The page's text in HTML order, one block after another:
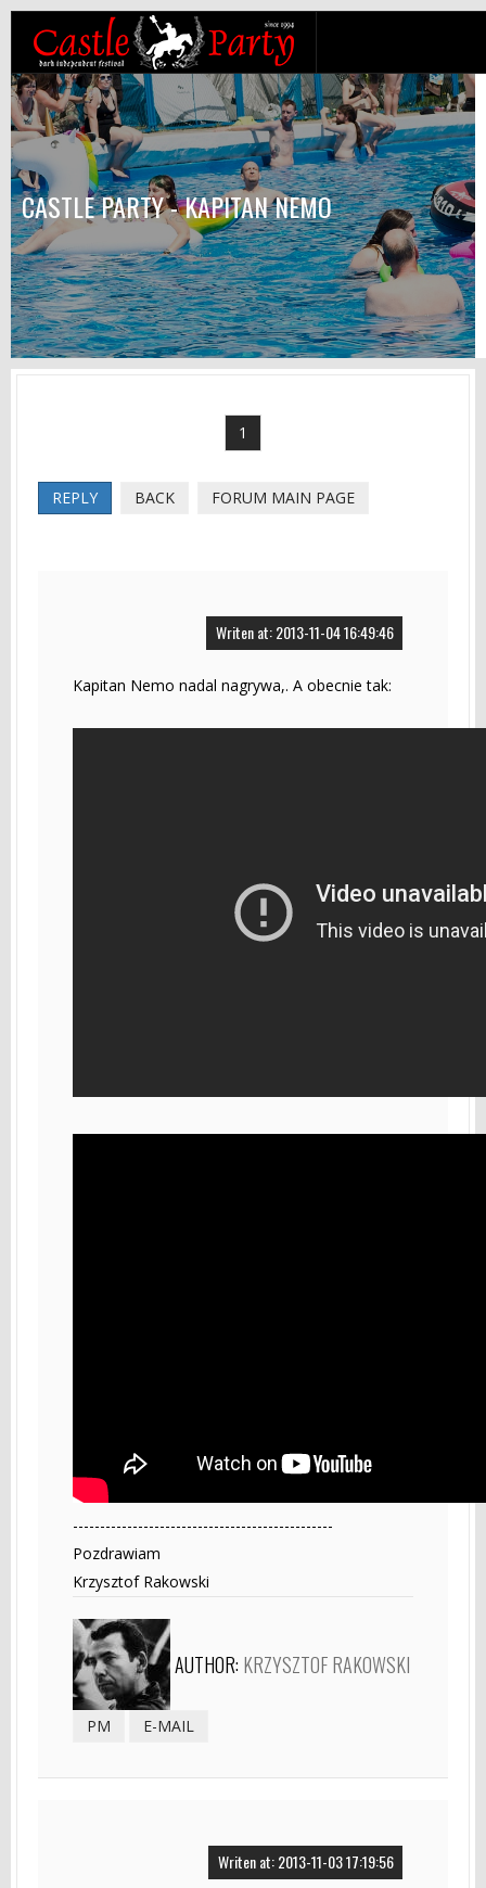
CASTLE PARTY - KAPITAN NEMO
1
REPLY BACK FORUM MAIN PAGE
Writen at: 2013-11-04 16:49:46
Kapitan Nemo nadal nagrywa,. A obecnie tak:
------------------------------------------------
Pozdrawiam
Krzysztof Rakowski
AUTHOR: KRZYSZTOF RAKOWSKI
PM E-MAIL
Writen at: 2013-11-03 17:19:56